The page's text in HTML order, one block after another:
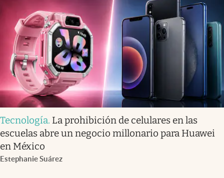
Tecnología. La prohibición de celulares en las
escuelas abre un negocio millonario para Huawei
en México
Estephanie Suárez